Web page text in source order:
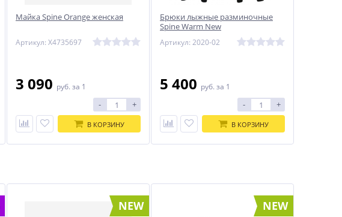
Майка Spine Orange женская
Артикул: X4735697
3 090 руб. за 1
- +
В КОРЗИНУ
Брюки лыжные разминочные
Spine Warm New
Артикул: 2020-02
5 400 руб. за 1
- +
В КОРЗИНУ
NEW
NEW